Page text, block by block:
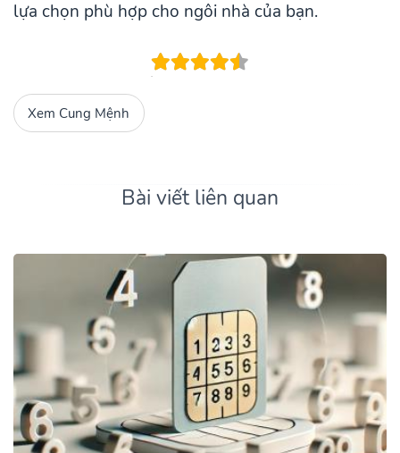
lựa chọn phù hợp cho ngôi nhà của bạn.
Xem Cung Mệnh
Bài viết liên quan